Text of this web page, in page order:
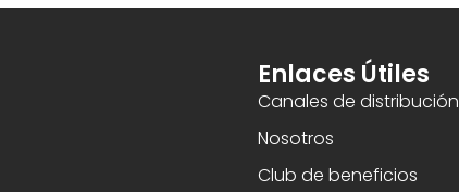
Enlaces Útiles
Canales de distribución
Nosotros
Club de beneficios